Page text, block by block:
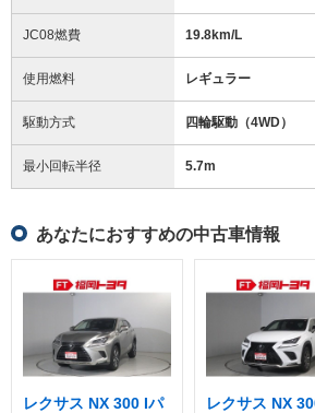
JC08燃費 19.8km/L
使用燃料 レギュラー
駆動方式 四輪駆動（4WD）
最小回転半径 5.7m
あなたにおすすめの中古車情報
レクサス NX 300 Iパ
レクサス NX